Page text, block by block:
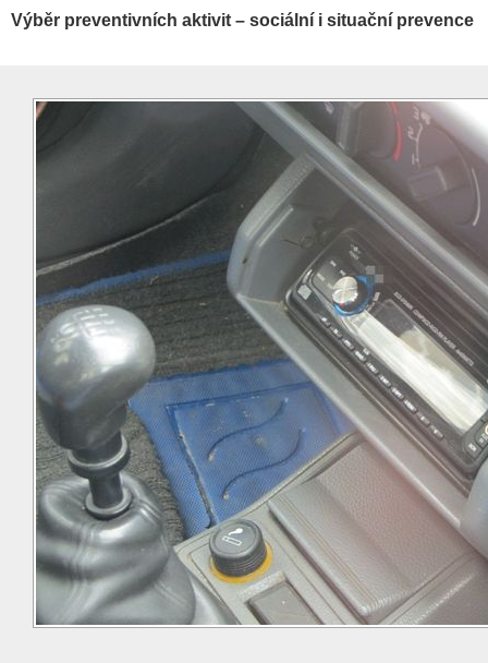
Výběr preventivních aktivit – sociální i situační prevence